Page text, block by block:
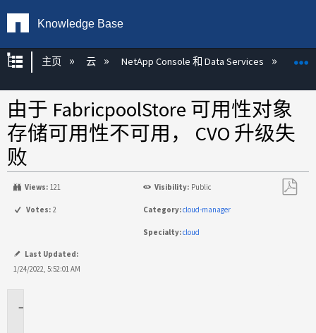
Knowledge Base
扩展/隐缩全局层次
主页 云 NetApp Console 和 Data Services
由于 FabricpoolStore 可用性对象
存储可用性不可用， CVO 升级失
败
Views: 121 Visibility: Public
Votes: 2 Category:cloud-manager
Specialty:cloud
Last Updated:
1/24/2022, 5:52:01 AM